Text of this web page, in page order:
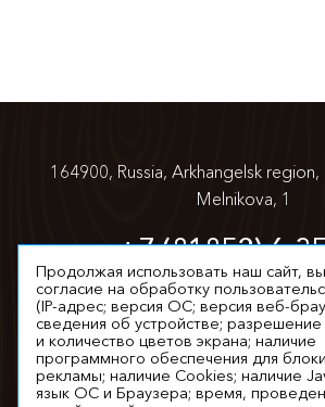
164900, Russia, Arkhangelsk region,
Melnikova, 1
+7 (81852) 6-
info@appm.ru
Продолжая использовать наш сайт,
согласие на обработку
(IP-адрес; версия ОС; версия веб-
сведения об устройстве; разрешение
и количество цветов экрана; наличие
программного обеспечения для
рекламы; наличие Cookies; наличие
язык ОС и Браузера; время,